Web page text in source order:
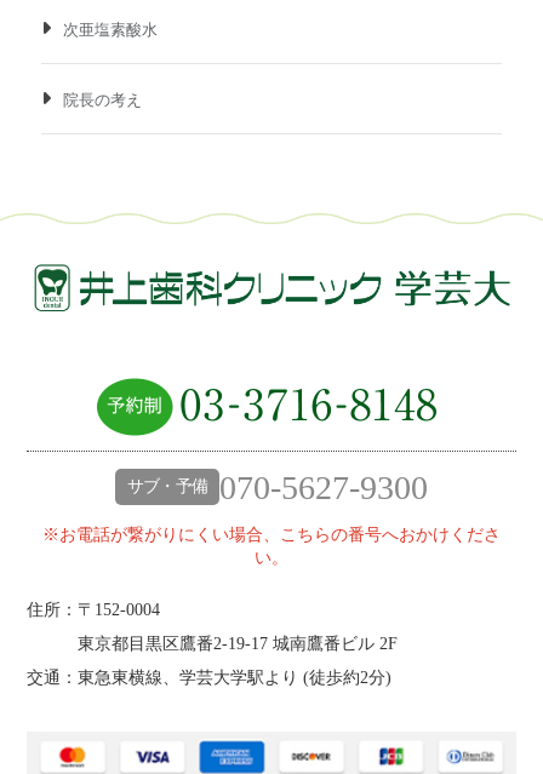
次亜塩素酸水
院長の考え
サブ・予備 070-5627-9300
※お電話が繋がりにくい場合、こちらの番号へおかけくださ
い。
住所：〒152-0004
東京都目黒区鷹番2‐19‐17 城南鷹番ビル 2F
交通：東急東横線、学芸大学駅より (徒歩約2分)